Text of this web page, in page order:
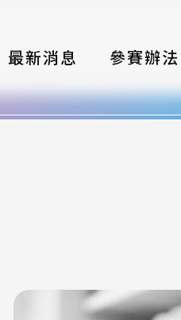
最新消息 參賽辦法
大賽組織
簡章與年鑑